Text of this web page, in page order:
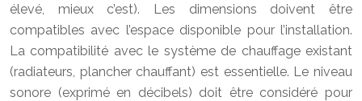
élevé, mieux c’est). Les dimensions doivent être
compatibles avec l’espace disponible pour l’installation.
La compatibilité avec le système de chauffage existant
(radiateurs, plancher chauffant) est essentielle. Le niveau
sonore (exprimé en décibels) doit être considéré pour